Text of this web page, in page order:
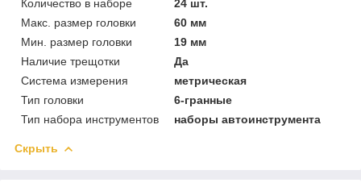
Количество в наборе
24 шт.
Макс. размер головки
60 мм
Мин. размер головки
19 мм
Наличие трещотки
Да
Система измерения
метрическая
Тип головки
6-гранные
Тип набора инструментов
наборы автоинструмента
Скрыть